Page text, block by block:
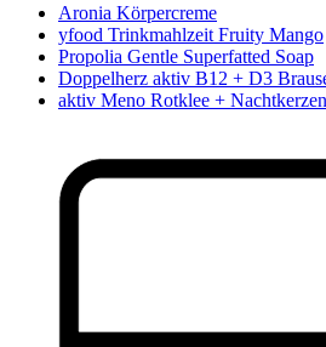
Aronia Körpercreme
yfood Trinkmahlzeit Fruity Mango
Propolia Gentle Superfatted Soap
Doppelherz aktiv B12 + D3
aktiv Meno Rotklee +